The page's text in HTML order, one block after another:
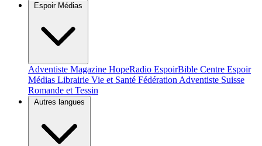
Espoir Médias
Adventiste Magazine HopeRadio EspoirBible Centre Espoir
Médias Librairie Vie et Santé Fédération Adventiste Suisse
Romande et Tessin
Autres langues